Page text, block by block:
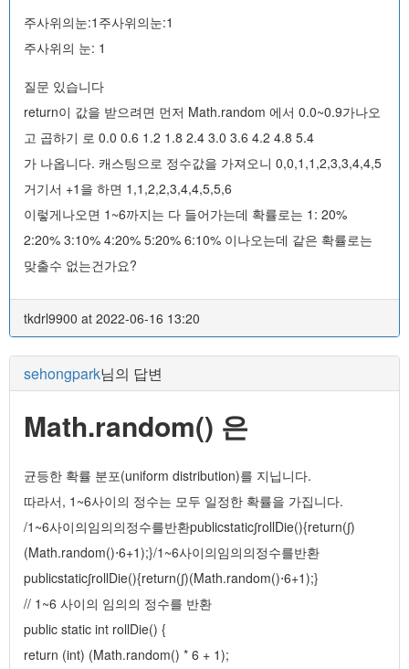
주사위의눈:1주사위의눈:1
주사위의 눈: 1
질문 있습니다
return이 값을 받으려면 먼저 Math.random 에서 0.0~0.9가나오
고 곱하기 로 0.0 0.6 1.2 1.8 2.4 3.0 3.6 4.2 4.8 5.4
가 나옵니다. 캐스팅으로 정수값을 가져오니 0,0,1,1,2,3,3,4,4,5
거기서 +1을 하면 1,1,2,2,3,4,4,5,5,6
이렇게나오면 1~6까지는 다 들어가는데 확률로는 1: 20%
2:20% 3:10% 4:20% 5:20% 6:10% 이나오는데 같은 확률로는
맞출수 없는건가요?
tkdrl9900 at 2022-06-16 13:20
sehongpark님의 답변
Math.random() 은
균등한 확률 분포(uniform distribution)를 지닙니다.
따라서, 1~6사이의 정수는 모두 일정한 확률을 가집니다.
/1~6사이의임의의정수를반환publicstatic∫rollDie(){return(∫)
(Math.random()⋅6+1);}/1~6사이의임의의정수를반환
publicstatic∫rollDie(){return(∫)(Math.random()⋅6+1);}
// 1~6 사이의 임의의 정수를 반환
public static int rollDie() {
return (int) (Math.random() * 6 + 1);